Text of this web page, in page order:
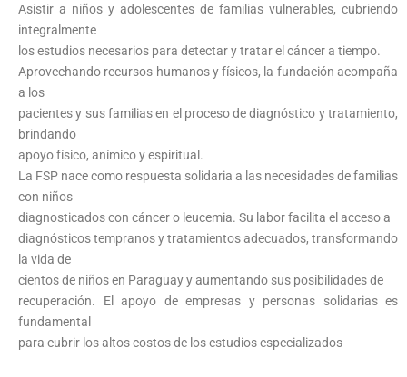
Asistir a niños y adolescentes de familias vulnerables, cubriendo
integralmente
los estudios necesarios para detectar y tratar el cáncer a tiempo.
Aprovechando recursos humanos y físicos, la fundación acompaña
a los
pacientes y sus familias en el proceso de diagnóstico y tratamiento,
brindando
apoyo físico, anímico y espiritual.
La FSP nace como respuesta solidaria a las necesidades de familias
con niños
diagnosticados con cáncer o leucemia. Su labor facilita el acceso a
diagnósticos tempranos y tratamientos adecuados, transformando
la vida de
cientos de niños en Paraguay y aumentando sus posibilidades de
recuperación. El apoyo de empresas y personas solidarias es
fundamental
para cubrir los altos costos de los estudios especializados